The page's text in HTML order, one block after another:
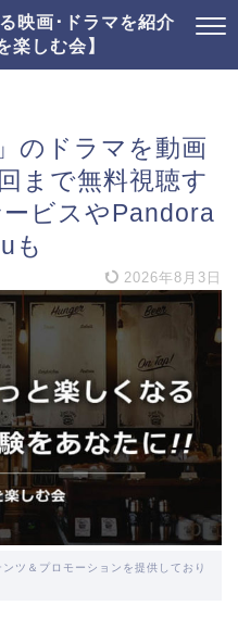
映画･ドラマを紹介
楽しむ会】
のドラマを動画
まで無料視聴す
ビスやPandora
も
2026年8月3日
ツ＆プロモーションを提供しており